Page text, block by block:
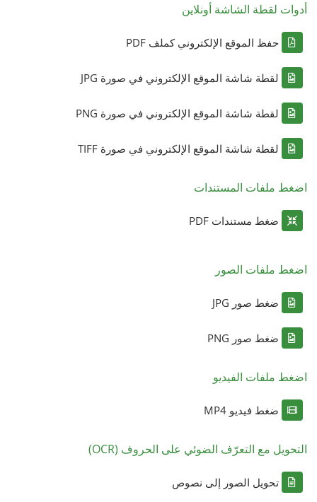
أدوات لقطة الشاشة أونلاين
حفظ الموقع الإلكتروني كملف PDF
لقطة شاشة الموقع الإلكتروني في صورة JPG
لقطة شاشة الموقع الإلكتروني في صورة PNG
لقطة شاشة الموقع الإلكتروني في صورة TIFF
اضغط ملفات المستندات
ضغط مستندات PDF
اضغط ملفات الصور
ضغط صور JPG
ضغط صور PNG
اضغط ملفات الفيديو
ضغط فيديو MP4
التحويل مع التعرّف الضوئي على الحروف (OCR)
تحويل الصور إلى نصوص